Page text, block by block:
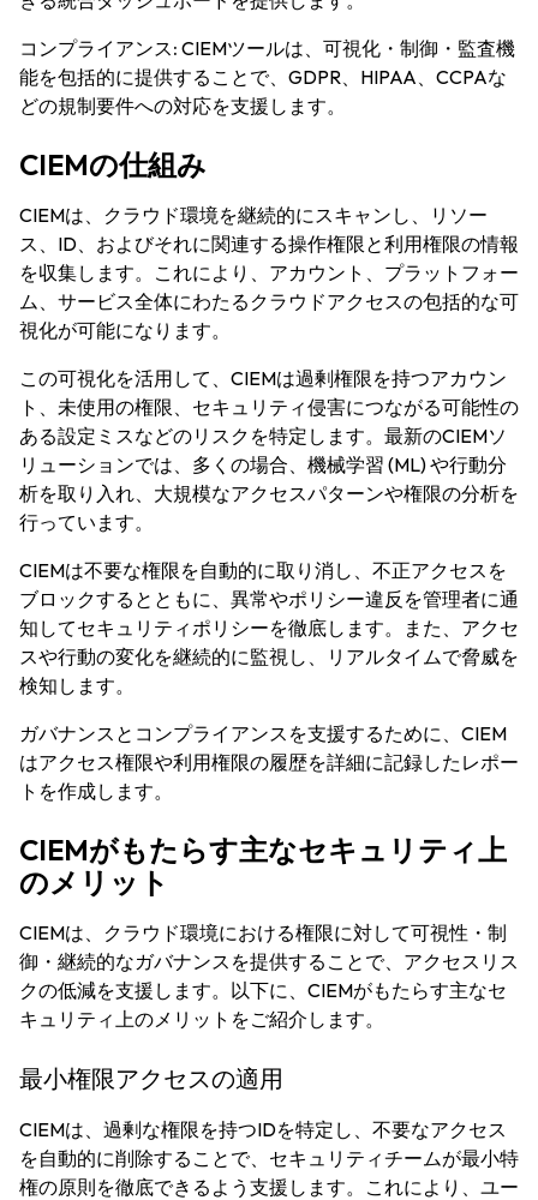
コンプライアンス: CIEMツールは、可視化・制御・監査機
能を包括的に提供することで、GDPR、HIPAA、CCPAな
どの規制要件への対応を支援します。
CIEMの仕組み
CIEMは、クラウド環境を継続的にスキャンし、リソー
ス、ID、およびそれに関連する操作権限と利用権限の情報
を収集します。これにより、アカウント、プラットフォー
ム、サービス全体にわたるクラウドアクセスの包括的な可
視化が可能になります。
この可視化を活用して、CIEMは過剰権限を持つアカウン
ト、未使用の権限、セキュリティ侵害につながる可能性の
ある設定ミスなどのリスクを特定します。最新のCIEMソ
リューションでは、多くの場合、機械学習 (ML) や行動分
析を取り入れ、大規模なアクセスパターンや権限の分析を
行っています。
CIEMは不要な権限を自動的に取り消し、不正アクセスを
ブロックするとともに、異常やポリシー違反を管理者に通
知してセキュリティポリシーを徹底します。また、アクセ
スや行動の変化を継続的に監視し、リアルタイムで脅威を
検知します。
ガバナンスとコンプライアンスを支援するために、CIEM
はアクセス権限や利用権限の履歴を詳細に記録したレポー
トを作成します。
CIEMがもたらす主なセキュリティ上
のメリット
CIEMは、クラウド環境における権限に対して可視性・制
御・継続的なガバナンスを提供することで、アクセスリス
クの低減を支援します。以下に、CIEMがもたらす主なセ
キュリティ上のメリットをご紹介します。
最小権限アクセスの適用
CIEMは、過剰な権限を持つIDを特定し、不要なアクセス
を自動的に削除することで、セキュリティチームが最小特
権の原則を徹底できるよう支援します。これにより、ユー